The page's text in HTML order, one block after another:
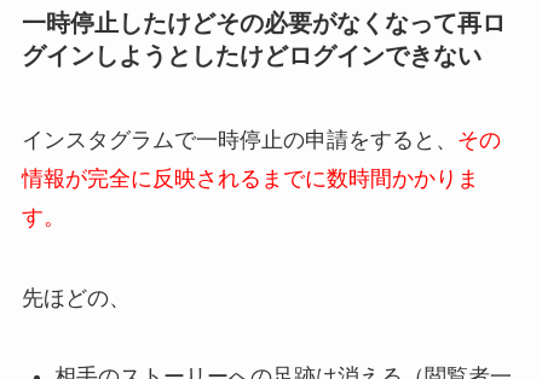
一時停止したけどその必要がなくなって再ロ
グインしようとしたけどログインできない
インスタグラムで一時停止の申請をすると、 その
情報が完全に反映されるまでに数時間かかりま
す。
先ほどの、